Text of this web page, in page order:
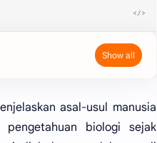
asal-usul manusia
biologi sejak